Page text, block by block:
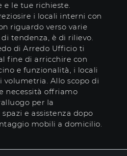
e le tue richieste.
i locali interni con
riguardo verso varie
tendenza, è di rilievo.
di Arredo Ufficio ti
fine di arricchire con
e funzionalità, i locali
volumetria. Allo scopo di
necessità offriamo
per la
e assistenza dopo
mobili a domicilio.